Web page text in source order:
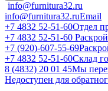
info@furnitura32.ru
info@furnitura32.ruEmail
+7 4832 52-51-60Отдел
+7 4832 52-51-60
+7 (920)-607-55-69
+7 4832 52-51-60Склад
8 (4832) 20 01 45Мы
Недоступен для